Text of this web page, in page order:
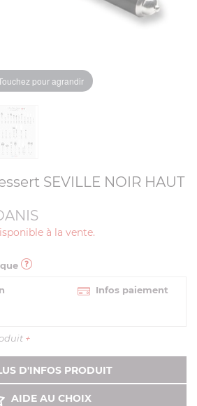
pour agrandir
SEVILLE NOIR HAUT
à la vente.
Infos paiement
+
D'INFOS PRODUIT
AIDE AU CHOIX